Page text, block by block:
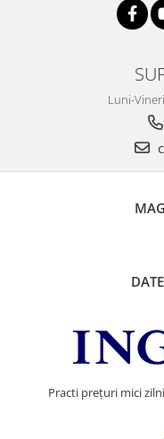
Luni-
Practi prețuri mici